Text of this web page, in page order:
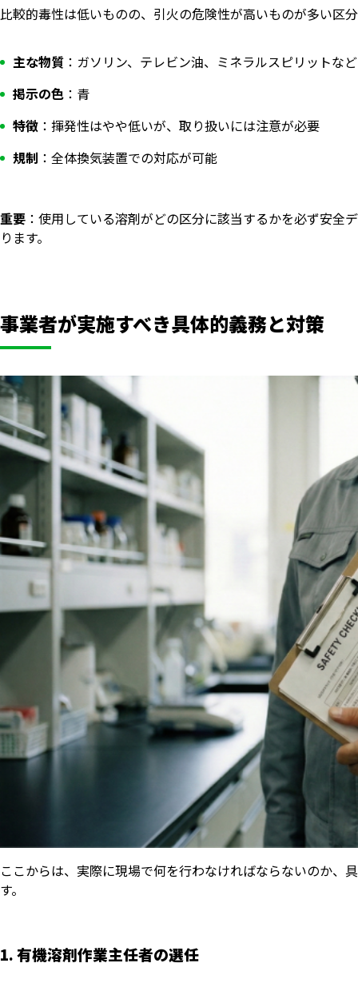
比較的毒性は低いものの、引火の危険性が高いものが多い区
主な物質 ：ガソリン、テレビン油、ミネラルスピリットなど
掲示の色 ：青
特徴 ：揮発性はやや低いが、取り扱いには注意が必要
規制 ：全体換気装置での対応が可能
重要 ：使用している溶剤がどの区分に該当するかを必ず安
ります。
事業者が実施すべき具体的義務と対策
ここからは、実際に現場で何を行わなければならないのか、
す。
1. 有機溶剤作業主任者の選任